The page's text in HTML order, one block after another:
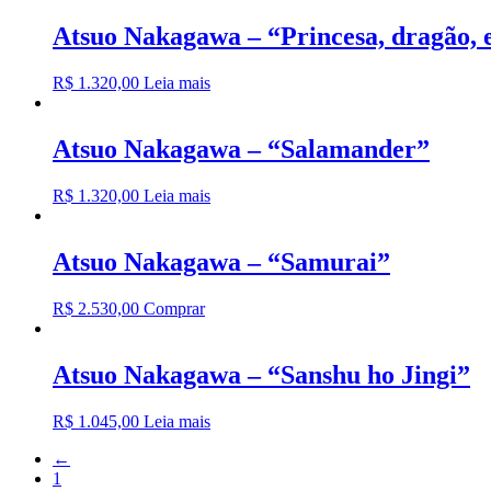
Atsuo Nakagawa – “Princesa, dragão,
R$ 1.320,00 Leia mais
Atsuo Nakagawa – “Salamander”
R$ 1.320,00 Leia mais
Atsuo Nakagawa – “Samurai”
R$ 2.530,00 Comprar
Atsuo Nakagawa – “Sanshu ho Jingi”
R$ 1.045,00 Leia mais
←
1